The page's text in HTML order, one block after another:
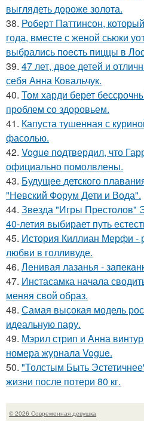
выглядеть дороже золота.
38. Роберт Паттинсон,
года, вместе с женой сьюки
выбрались поесть пиццы в
39. 47 лет, двое детей и
себя Анна Ковальчук.
40. Том харди берет
проблем со здоровьем.
41. Капуста тушенная с
фасолью.
42. Vogue подтвердил, что
официально помолвлены.
43. Будущее детского
"Невский Форум Дети и Вода".
44. Звезда "Игры Престолов"
40-летия выбирает путь
45. История Киллиан Мерфи -
любви в голливуде.
46. Ленивая лазанья -
47. Инстасамка начала
меняя свой образ.
48. Самая высокая модель
идеальную пару.
49. Мэрил стрип и Анна
номера журнала Vogue.
50. "Толстым Быть
жизни после потери 80 кг.
© 2026 Современная девушка